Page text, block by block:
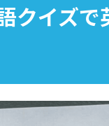
クイズで